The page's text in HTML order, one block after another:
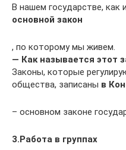
В нашем государстве, как
основной закон
, по которому мы живем.
— Как называется этот
Законы, которые
общества, записаны в
– основном законе
3.Работа в группах